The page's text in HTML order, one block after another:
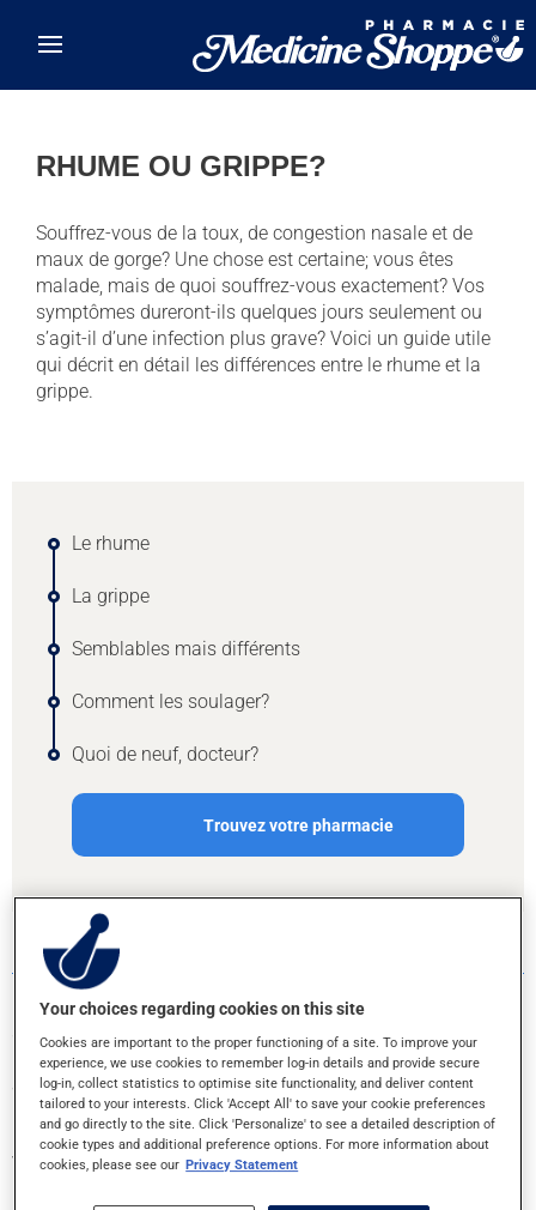
RHUME OU GRIPPE?
Souffrez-vous de la toux, de congestion nasale et de
maux de gorge? Une chose est certaine; vous êtes
malade, mais de quoi souffrez-vous exactement? Vos
symptômes dureront-ils quelques jours seulement ou
s’agit-il d’une infection plus grave? Voici un guide utile
qui décrit en détail les différences entre le rhume et la
grippe.
Le rhume
La grippe
Semblables mais différents
Comment les soulager?
Quoi de neuf, docteur?
Trouvez votre pharmacie
LE RHUME
Le rhume est une infection virale des voies respiratoires
supérieures, nommément de la gorge et du nez. Cette
infection est assez répandue : un adulte peut souffrir de deux
à cinq rhumes par année ! Plus de 100 virus peuvent causer
le rhume, mais si vous êtes malade, vous êtes probablement
infecté par lerhinovirus. Ce virus est prévalent toute l’année.
Vous pouvez donc avoir un rhume en tout temps.
Your choices regarding cookies on this site
Cookies are important to the proper functioning of a site. To improve your
experience, we use cookies to remember log-in details and provide secure
log-in, collect statistics to optimise site functionality, and deliver content
tailored to your interests. Click 'Accept All' to save your cookie preferences
and go directly to the site. Click 'Personalize' to see a detailed description of
cookie types and additional preference options. For more information about
cookies, please see our Privacy Statement